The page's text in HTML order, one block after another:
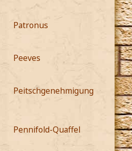
Patronus
Peeves
Peitschgenehmigung
Pennifold-Quaffel